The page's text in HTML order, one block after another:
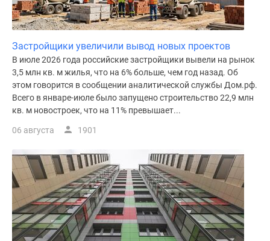
Макс
Застройщики увеличили вывод новых проектов
В июле 2026 года российские застройщики вывели на рынок
3,5 млн кв. м жилья, что на 6% больше, чем год назад. Об
этом говорится в сообщении аналитической службы Дом.рф.
Всего в январе-июле было запущено строительство 22,9 млн
кв. м новостроек, что на 11% превышает...
06 августа 1901